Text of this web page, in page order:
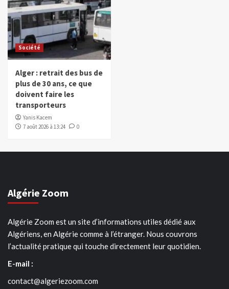
Société
Alger : retrait des bus de
plus de 30 ans, ce que
doivent faire les
transporteurs
Yanis Kacem
7 août 2026 à 13:24
0
Algérie Zoom
Algérie Zoom est un site d’informations utiles dédié aux
Algériens, en Algérie comme à l’étranger. Nous couvrons
l’actualité pratique qui touche directement leur quotidien.
E-mail :
contact@algeriezoom.com